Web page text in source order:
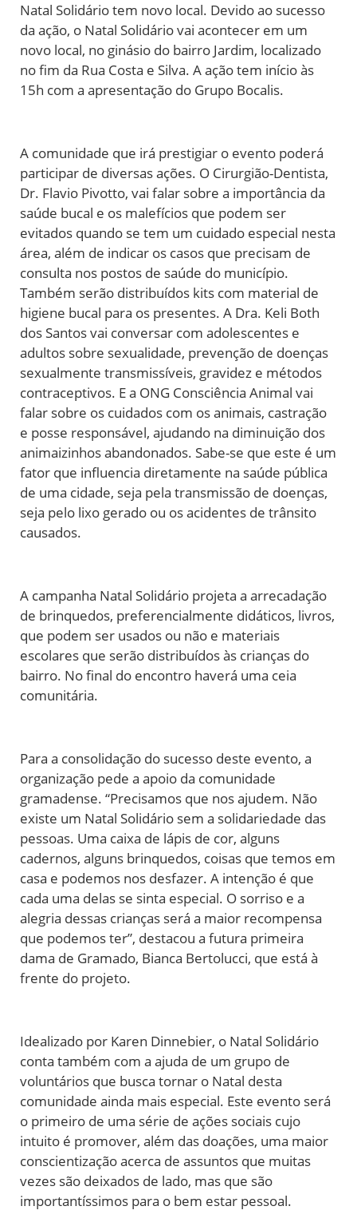
Natal Solidário tem novo local. Devido ao sucesso
da ação, o Natal Solidário vai acontecer em um
novo local, no ginásio do bairro Jardim, localizado
no fim da Rua Costa e Silva. A ação tem início às
15h com a apresentação do Grupo Bocalis.
A comunidade que irá prestigiar o evento poderá
participar de diversas ações. O Cirurgião-Dentista,
Dr. Flavio Pivotto, vai falar sobre a importância da
saúde bucal e os malefícios que podem ser
evitados quando se tem um cuidado especial nesta
área, além de indicar os casos que precisam de
consulta nos postos de saúde do município.
Também serão distribuídos kits com material de
higiene bucal para os presentes. A Dra. Keli Both
dos Santos vai conversar com adolescentes e
adultos sobre sexualidade, prevenção de doenças
sexualmente transmissíveis, gravidez e métodos
contraceptivos. E a ONG Consciência Animal vai
falar sobre os cuidados com os animais, castração
e posse responsável, ajudando na diminuição dos
animaizinhos abandonados. Sabe-se que este é um
fator que influencia diretamente na saúde pública
de uma cidade, seja pela transmissão de doenças,
seja pelo lixo gerado ou os acidentes de trânsito
causados.
A campanha Natal Solidário projeta a arrecadação
de brinquedos, preferencialmente didáticos, livros,
que podem ser usados ou não e materiais
escolares que serão distribuídos às crianças do
bairro. No final do encontro haverá uma ceia
comunitária.
Para a consolidação do sucesso deste evento, a
organização pede a apoio da comunidade
gramadense. “Precisamos que nos ajudem. Não
existe um Natal Solidário sem a solidariedade das
pessoas. Uma caixa de lápis de cor, alguns
cadernos, alguns brinquedos, coisas que temos em
casa e podemos nos desfazer. A intenção é que
cada uma delas se sinta especial. O sorriso e a
alegria dessas crianças será a maior recompensa
que podemos ter”, destacou a futura primeira
dama de Gramado, Bianca Bertolucci, que está à
frente do projeto.
Idealizado por Karen Dinnebier, o Natal Solidário
conta também com a ajuda de um grupo de
voluntários que busca tornar o Natal desta
comunidade ainda mais especial. Este evento será
o primeiro de uma série de ações sociais cujo
intuito é promover, além das doações, uma maior
conscientização acerca de assuntos que muitas
vezes são deixados de lado, mas que são
importantíssimos para o bem estar pessoal.